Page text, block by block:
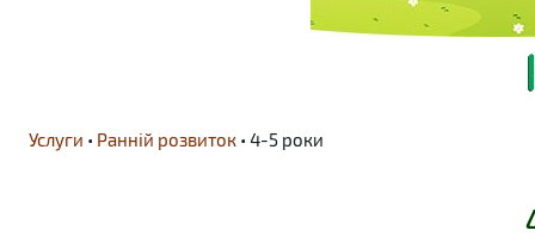
Услуги • Ранній розвиток • 4-5 роки